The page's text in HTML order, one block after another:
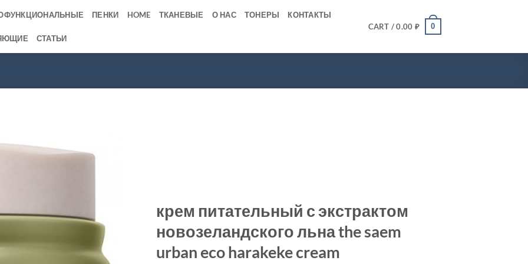
ПЕНКИ HOME ТКАНЕВЫЕ О НАС ТОНЕРЫ КОНТАКТЫ
СТАТЬИ
CART /0.00 ₽ 0
крем питательный с экстрактом
новозеландского льна the saem
urban eco harakeke cream